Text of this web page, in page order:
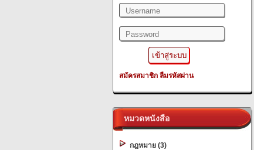
สมัครสมาชิก ลืมรหัสผ่าน
หมวดหนังสือ
กฎหมาย (3)